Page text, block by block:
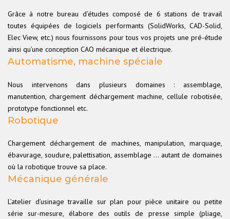
Grâce à notre bureau d’études composé de 6 stations de travail
toutes équipées de logiciels performants (SolidWorks, CAD-Solid,
Elec View, etc.) nous fournissons pour tous vos projets une pré-étude
ainsi qu’une conception CAO mécanique et électrique.
Automatisme, machine spéciale
Nous intervenons dans plusieurs domaines : assemblage,
manutention, chargement déchargement machine, cellule robotisée,
prototype fonctionnel etc.
Robotique
Chargement déchargement de machines, manipulation, marquage,
ébavurage, soudure, palettisation, assemblage … autant de domaines
où la robotique trouve sa place.
Mécanique générale
L’atelier d’usinage travaille sur plan pour pièce unitaire ou petite
série sur-mesure, élabore des outils de presse simple (pliage,